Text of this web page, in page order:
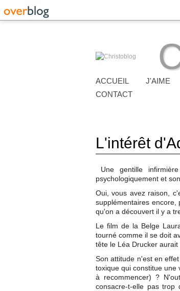
ACCUEIL J'AIME
CONTACT
L'intérêt
Une gentille
psychologiquement et
Oui, vous avez raison,
supplémentaires
qu'on a découvert il y a
Le film de la Belge
tourné comme il se doit
tête le Léa Drucker
Son attitude n'est en
toxique qui constitue une
à recommencer) ?
consacre-t-elle pas